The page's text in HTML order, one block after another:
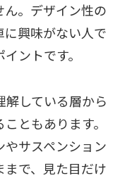
。デザイン性の
興味がない人で
ントです。
解している層から
ともあります。
やサスペンション
で、見た目だけ